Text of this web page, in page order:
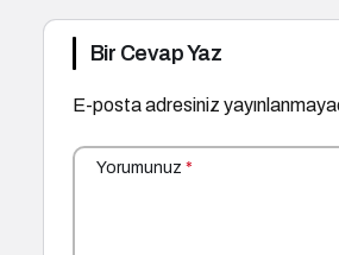
Bir Cevap Yaz
E-posta adresiniz
Yorumunuz *